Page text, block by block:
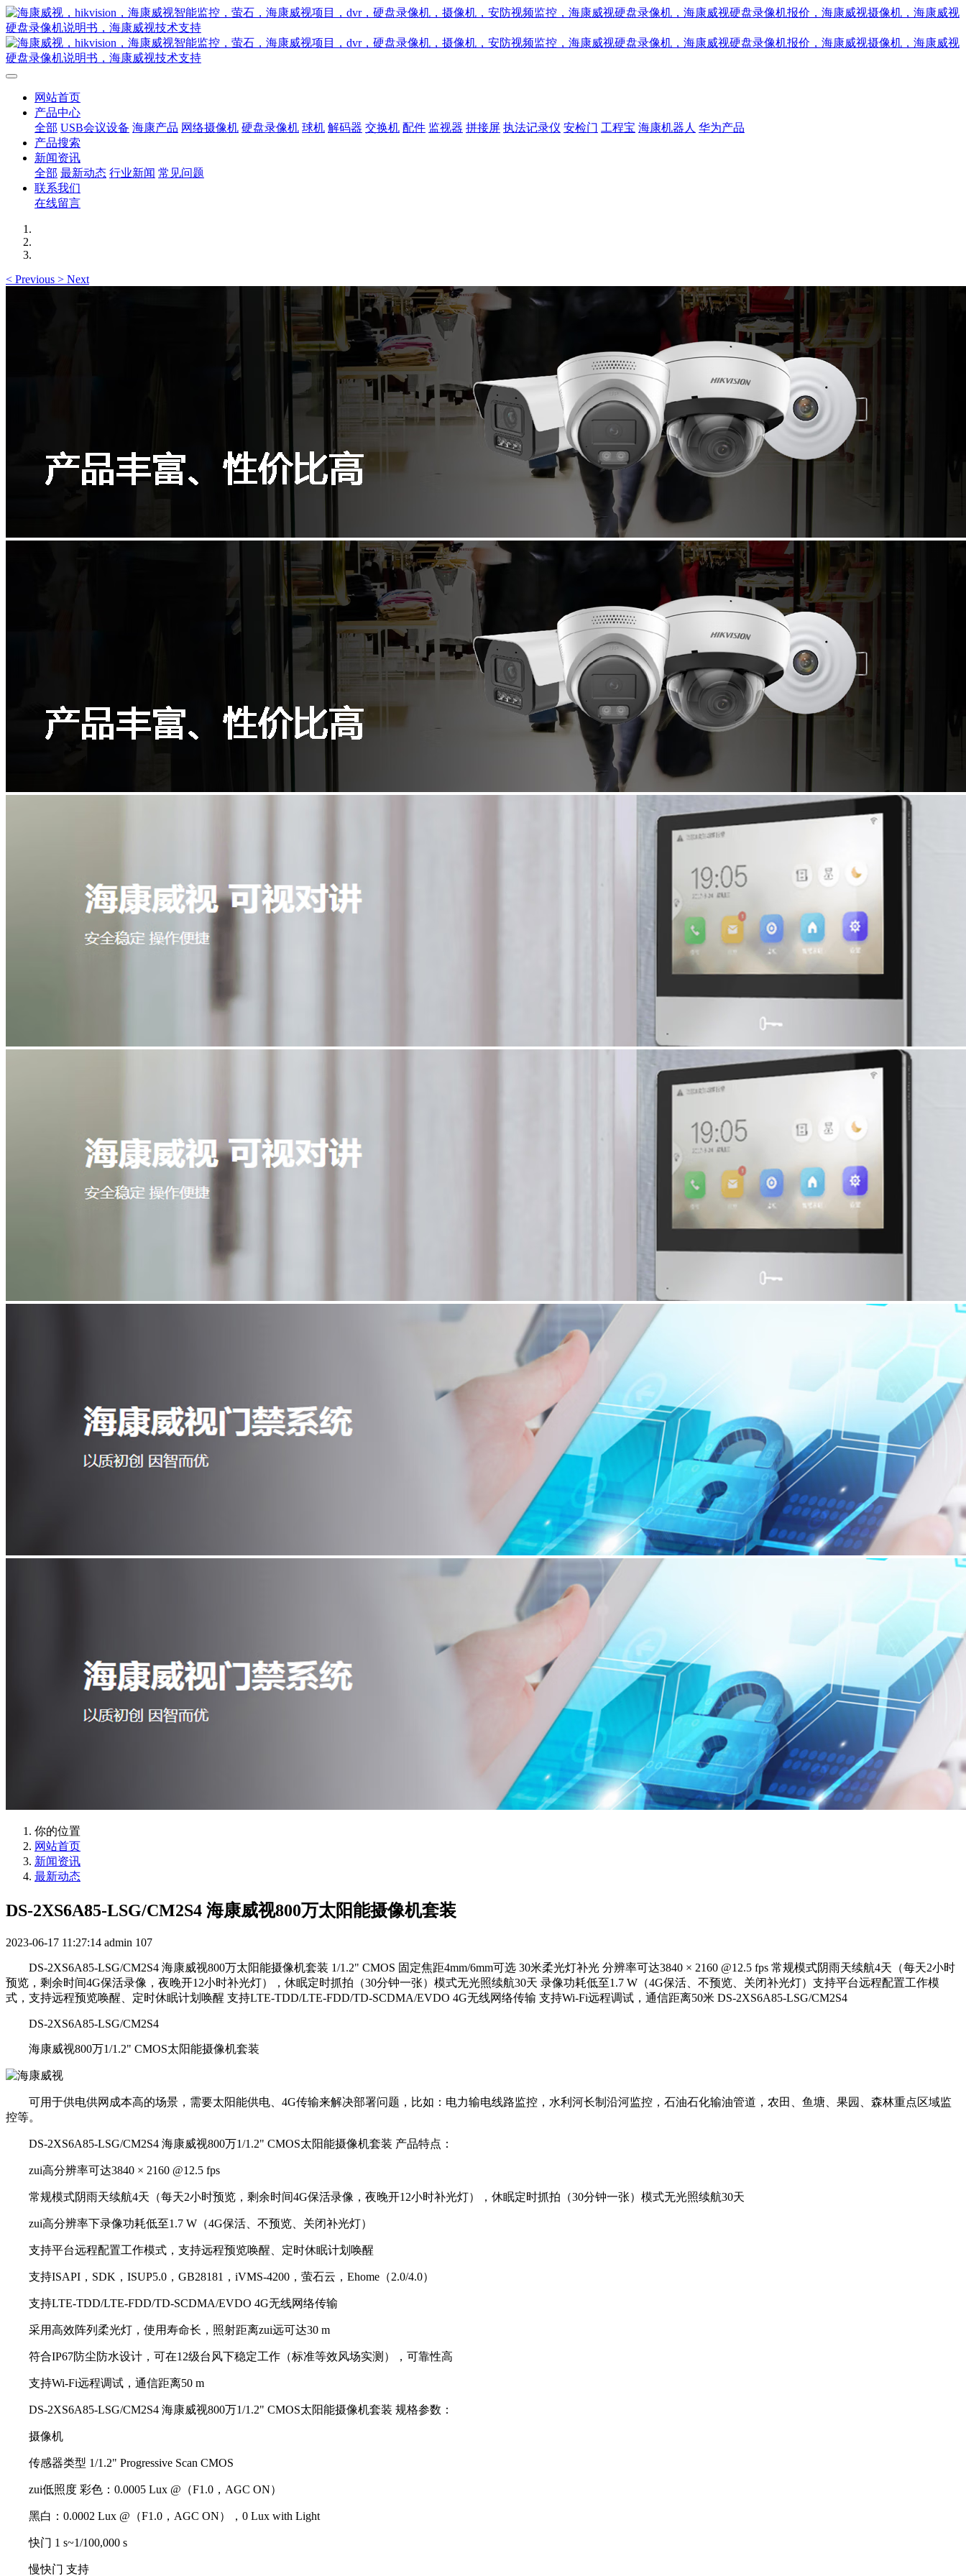
网站首页
产品中心
全部 USB会议设备 海康产品 网络摄像机 硬盘录像机 球机 解码器 交换机 配件 监视器 拼接屏 执法记录仪 安检门 工程宝 海康机器人 华为产品
产品搜索
新闻资讯
全部 最新动态 行业新闻 常见问题
联系我们
在线留言
< Previous > Next
你的位置
网站首页
新闻资讯
最新动态
DS-2XS6A85-LSG/CM2S4 海康威视800万太阳能摄像机套装
2023-06-17 11:27:14 admin 107
DS-2XS6A85-LSG/CM2S4 海康威视800万太阳能摄像机套装 1/1.2" CMOS 固定焦距4mm/6mm可选 30米柔光灯补光 分辨率可达3840 × 2160 @12.5 fps 常规模式阴雨天续航4天（每天2小时
预览，剩余时间4G保活录像，夜晚开12小时补光灯），休眠定时抓拍（30分钟一张）模式无光照续航30天 录像功耗低至1.7 W（4G保活、不预览、关闭补光灯）支持平台远程配置工作模
式，支持远程预览唤醒、定时休眠计划唤醒 支持LTE-TDD/LTE-FDD/TD-SCDMA/EVDO 4G无线网络传输 支持Wi-Fi远程调试，通信距离50米 DS-2XS6A85-LSG/CM2S4
DS-2XS6A85-LSG/CM2S4
海康威视800万1/1.2" CMOS太阳能摄像机套装
可用于供电供网成本高的场景，需要太阳能供电、4G传输来解决部署问题，比如：电力输电线路监控，水利河长制沿河监控，石油石化输油管道，农田、鱼塘、果园、森林重点区域监
控等。
DS-2XS6A85-LSG/CM2S4 海康威视800万1/1.2" CMOS太阳能摄像机套装 产品特点：
zui高分辨率可达3840 × 2160 @12.5 fps
常规模式阴雨天续航4天（每天2小时预览，剩余时间4G保活录像，夜晚开12小时补光灯），休眠定时抓拍（30分钟一张）模式无光照续航30天
zui高分辨率下录像功耗低至1.7 W（4G保活、不预览、关闭补光灯）
支持平台远程配置工作模式，支持远程预览唤醒、定时休眠计划唤醒
支持ISAPI，SDK，ISUP5.0，GB28181，iVMS-4200，萤石云，Ehome（2.0/4.0）
支持LTE-TDD/LTE-FDD/TD-SCDMA/EVDO 4G无线网络传输
采用高效阵列柔光灯，使用寿命长，照射距离zui远可达30 m
符合IP67防尘防水设计，可在12级台风下稳定工作（标准等效风场实测），可靠性高
支持Wi-Fi远程调试，通信距离50 m
DS-2XS6A85-LSG/CM2S4 海康威视800万1/1.2" CMOS太阳能摄像机套装 规格参数：
摄像机
传感器类型 1/1.2" Progressive Scan CMOS
zui低照度 彩色：0.0005 Lux @（F1.0，AGC ON）
黑白：0.0002 Lux @（F1.0，AGC ON），0 Lux with Light
快门 1 s~1/100,000 s
慢快门 支持